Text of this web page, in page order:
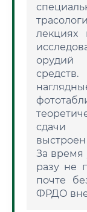
лекциях
орудий
сдачи
За время
разу не
почте
ФРДО